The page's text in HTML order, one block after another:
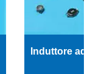
Induttore